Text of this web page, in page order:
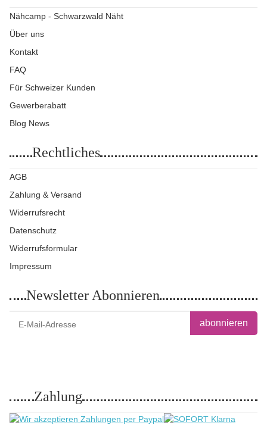
Nähcamp - Schwarzwald Näht
Über uns
Kontakt
FAQ
Für Schweizer Kunden
Gewerberabatt
Blog News
Rechtliches
AGB
Zahlung & Versand
Widerrufsrecht
Datenschutz
Widerrufsformular
Impressum
Newsletter Abonnieren
abonnieren
Zahlung